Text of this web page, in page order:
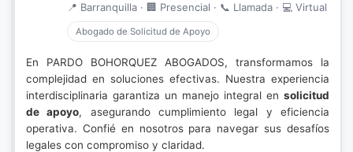
📍 Barranquilla · 🏢 Presencial · 📞 Llamada · 💻 Virtual
Abogado de Solicitud de Apoyo
En PARDO BOHORQUEZ ABOGADOS, transformamos la
complejidad en soluciones efectivas. Nuestra experiencia
interdisciplinaria garantiza un manejo integral en solicitud
de apoyo, asegurando cumplimiento legal y eficiencia
operativa. Confié en nosotros para navegar sus desafíos
legales con compromiso y claridad.